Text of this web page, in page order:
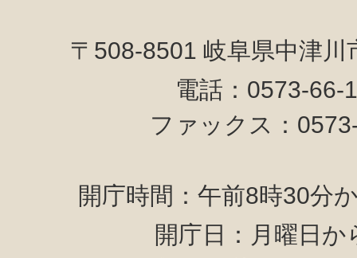
〒508-8501 岐阜県中津
電話：0573-
ファックス：
開庁時間：午前8時30分
開庁日：月曜日か